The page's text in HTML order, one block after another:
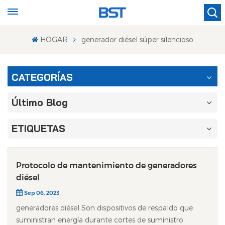
HOGAR generador diésel súper silencioso
CATEGORÍAS
Último Blog
ETIQUETAS
Protocolo de mantenimiento de generadores
diésel
Sep 06, 2023
generadores diésel Son dispositivos de respaldo que
suministran energía durante cortes de suministro